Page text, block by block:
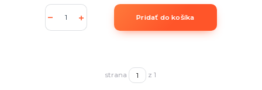
Pridať do košíka
strana z 1